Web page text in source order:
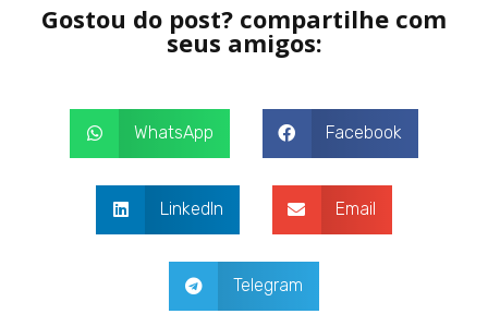
Gostou do post? compartilhe com
seus amigos:
WhatsApp Facebook
LinkedIn Email
Telegram